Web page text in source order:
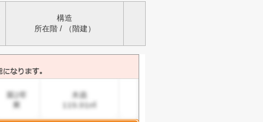
構造
所在階 / （階建）